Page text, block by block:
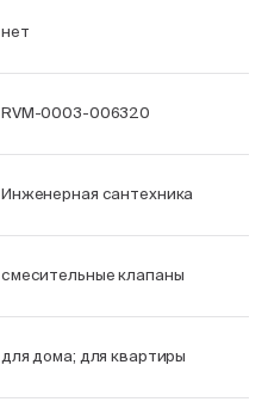
нет
RVM-0003-006320
Инженерная сантехника
смесительные клапаны
для дома; для квартиры